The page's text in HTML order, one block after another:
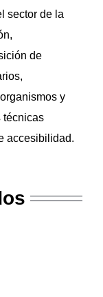
sector de la
de
y
técnicas
accesibilidad.